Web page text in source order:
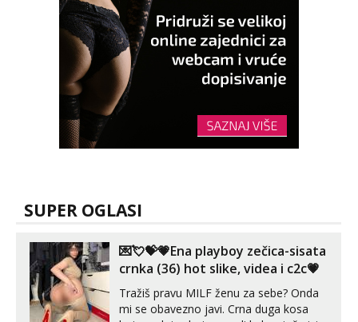
SUPER OGLASI
💌💘💝💗Ena playboy zečica-sisata
crnka (36) hot slike, videa i c2c💗
Tražiš pravu MILF ženu za sebe? Onda
mi se obavezno javi. Crna duga kosa